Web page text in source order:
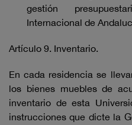
gestión
Internacional de
Artículo 9. Inventario.
En cada residencia se
los bienes muebles de
inventario de esta
instrucciones que dicte la